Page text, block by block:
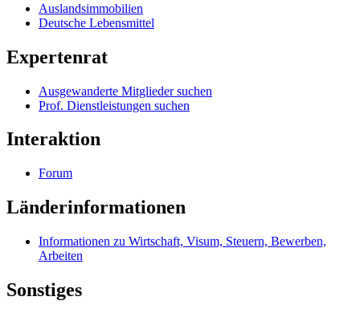
Auslandsimmobilien
Deutsche Lebensmittel
Expertenrat
Ausgewanderte Mitglieder suchen
Prof. Dienstleistungen suchen
Interaktion
Forum
Länderinformationen
Informationen zu Wirtschaft, Visum, Steuern, Bewerben,
Arbeiten
Sonstiges